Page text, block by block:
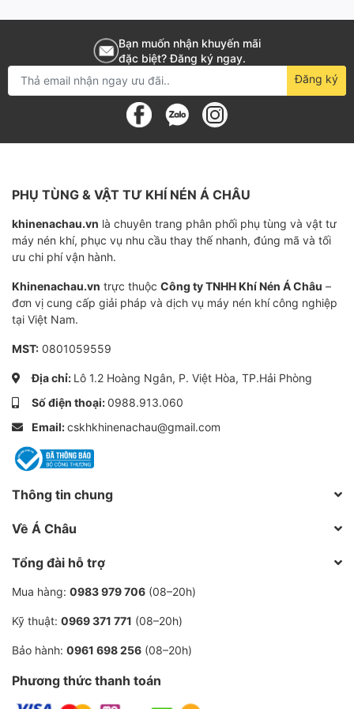
Thiết kế độc đáo với kích thước nhỏ gọn, dễ dàng lắp
đặt và sử dụng trên hầu hết các loại máy nén khí.
Vật liệu chất lượng cso, đảm bảo độ bền và độ tin cậy
gian dài.
Dễ dàng vệ sinh và bảo trì.
Chức năng chính
Tách dầu khỏi khí nén .
Giảm thiểu ảnh hưởng của dầu đến môi trường bằng
Đảm bảo sự an toàn và hiệu quả của quá trình nén khí
bằng cách loại bỏ dầu khỏi khí nén và giảm thiểu các
rủi ro liên quan đến việc sử dụng máy nén khí.
Mua lọc tách từ 01 chuyên gia về
máy nén khí
tách dầu Atlas Copco 1623051599. Tuy nhiên, để chọn
được lọc tách dầu có lợi cho máy nén khí, máy hoạt
động hiệu quả ổn định thì bạn phải chọn đơn vị cung
bảo dưỡng chuyên nghiệp nhất.
Bạn muốn nhận khuyến mãi
đặc biệt? Đăng ký ngay.
Đăng ký
PHỤ TÙNG & VẬT TƯ KHÍ NÉN Á CHÂU
khinenachau.vn là chuyên trang phân phối phụ tùng và vật tư
máy nén khí, phục vụ nhu cầu thay thế nhanh, đúng mã và tối
ưu chi phí vận hành.
Khinenachau.vn trực thuộc Công ty TNHH Khí Nén Á Châu –
đơn vị cung cấp giải pháp và dịch vụ máy nén khí công nghiệp
tại Việt Nam.
MST: 0801059559
Địa chỉ: Lô 1.2 Hoàng Ngân, P. Việt Hòa, TP.Hải Phòng
Số điện thoại:0988.913.060
Email:cskhkhinenachau@gmail.com
Thông tin chung
Về Á Châu
Tổng đài hỗ trợ
Mua hàng: 0983 979 706 (08–20h)
Kỹ thuật: 0969 371 771 (08–20h)
Bảo hành: 0961 698 256 (08–20h)
Phương thức thanh toán